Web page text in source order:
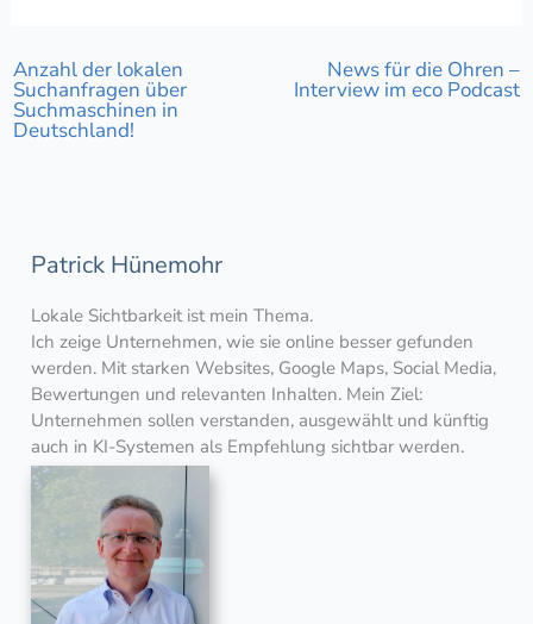
Anzahl der lokalen
Suchanfragen über
Suchmaschinen in
Deutschland!
News für die Ohren –
Interview im eco Podcast
Patrick Hünemohr
Lokale Sichtbarkeit ist mein Thema.
Ich zeige Unternehmen, wie sie online besser gefunden
werden. Mit starken Websites, Google Maps, Social Media,
Bewertungen und relevanten Inhalten. Mein Ziel:
Unternehmen sollen verstanden, ausgewählt und künftig
auch in KI-Systemen als Empfehlung sichtbar werden.